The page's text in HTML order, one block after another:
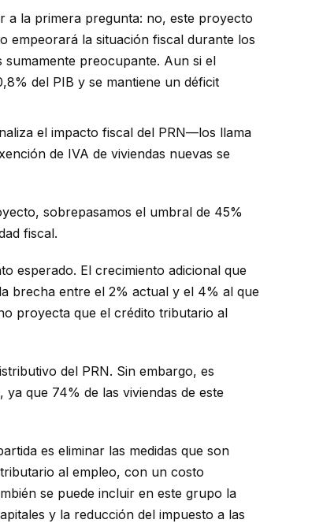
a la primera pregunta: no, este proyecto
empeorará la situación fiscal durante los
preocupante. Aun si el
del PIB y se mantiene un déficit
el impacto fiscal del PRN—los llama
de IVA de viviendas nuevas se
sobrepasamos el umbral de 45%
fiscal.
esperado. El crecimiento adicional que
brecha entre el 2% actual y el 4% al que
proyecta que el crédito tributario al
del PRN. Sin embargo, es
que 74% de las viviendas de este
es eliminar las medidas que son
al empleo, con un costo
se puede incluir en este grupo la
y la reducción del impuesto a las